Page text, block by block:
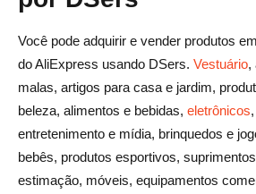
Você pode adquirir e vender produtos
do AliExpress usando DSers. Vestuário,
malas, artigos para casa e jardim,
beleza, alimentos e bebidas, eletrônicos
entretenimento e mídia, brinquedos e
bebês, produtos esportivos,
estimação, móveis, equipamentos